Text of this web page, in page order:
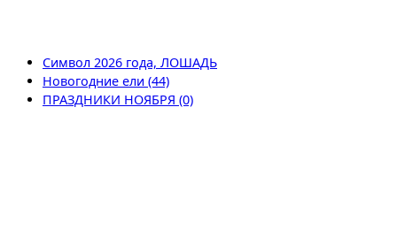
Символ 2026 года, ЛОШАДЬ
Новогодние ели (44)
ПРАЗДНИКИ НОЯБРЯ (0)